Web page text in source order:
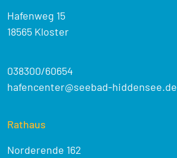
Hafenweg 15
18565 Kloster
038300/60654
hafencenter@seebad-hiddensee.de
Rathaus
Norderende 162